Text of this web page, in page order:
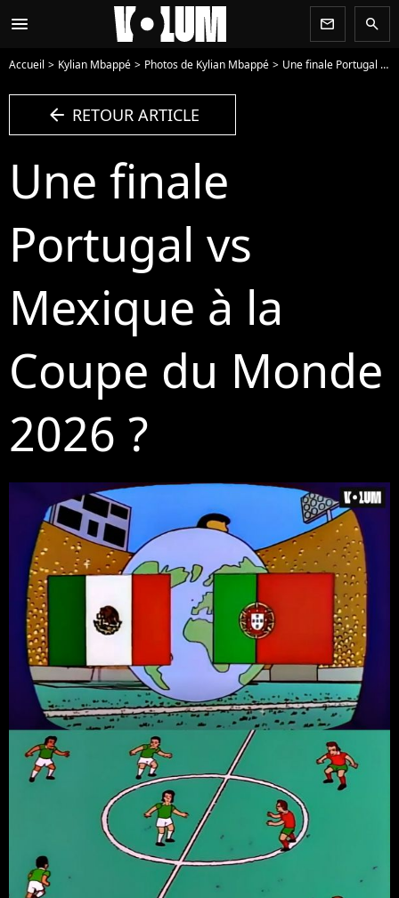
menu newsletter search
Accueil Kylian Mbappé Photos de Kylian Mbappé Une finale Portugal vs Mexique à la Coupe du Monde 2026 ? - Photo
arrow_left RETOUR ARTICLE
Une finale
Portugal vs
Mexique à la
Coupe du Monde
2026 ?